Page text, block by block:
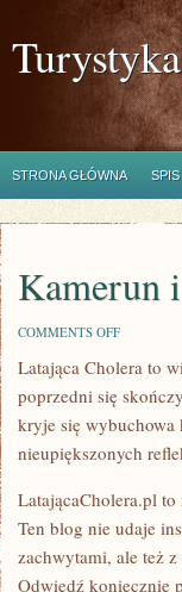
STRONA GŁÓWNA
Kamerun
COMMENTS OFFON
I
Latająca Cholera to
poprzedni się
kryje się wybuchowa
nieupiększonych
LatającaCholera.pl
Ten blog nie udaje
zachwytami, ale też
Odwiedź koniecznie